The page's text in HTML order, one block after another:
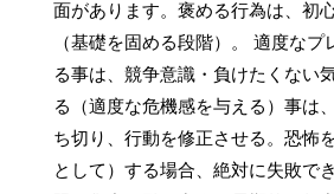
面があります。褒める行為は、初
（基礎を固める段階）。 適度なプ
る事は、競争意識・負けたくない
る（適度な危機感を与える）事は
ち切り、行動を修正させる。恐怖
として）する場合、絶対に失敗で